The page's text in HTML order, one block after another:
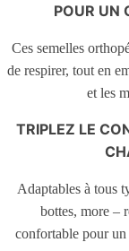
POUR UN
Ces semelles
de respirer, tout en
et les
TRIPLEZ LE
Adaptables à tous
bottes, more –
confortable pour